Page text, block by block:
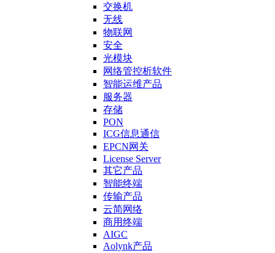
交换机
无线
物联网
安全
光模块
网络管控析软件
智能运维产品
服务器
存储
PON
ICG信息通信
EPCN网关
License Server
其它产品
智能终端
传输产品
云简网络
商用终端
AIGC
Aolynk产品